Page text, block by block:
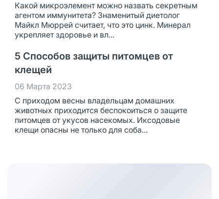
Какой микроэлемент можно назвать секретным
агентом иммунитета? Знаменитый диетолог
Майкл Мюррей считает, что это цинк. Минерал
укрепляет здоровье и вл...
5 Способов защиты питомцев от
клещей
06 Марта 2023
С приходом весны владельцам домашних
животных приходится беспокоиться о защите
питомцев от укусов насекомых. Иксодовые
клещи опасны не только для соба...